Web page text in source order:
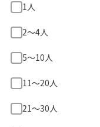
1人
2〜4人
5〜10人
11〜20人
21〜30人